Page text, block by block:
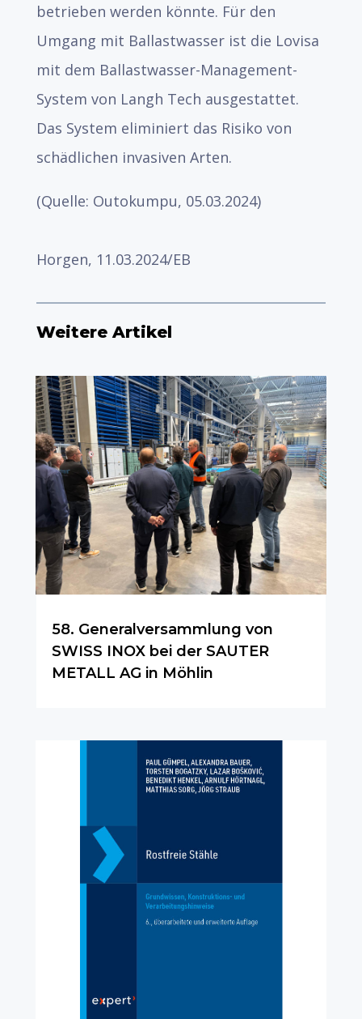
betrieben werden könnte. Für den
Umgang mit Ballastwasser ist die Lovisa
mit dem Ballastwasser-Management-
System von Langh Tech ausgestattet.
Das System eliminiert das Risiko von
schädlichen invasiven Arten.
(Quelle: Outokumpu, 05.03.2024)
Horgen, 11.03.2024/EB
Weitere Artikel
58. Generalversammlung von
SWISS INOX bei der SAUTER
METALL AG in Möhlin